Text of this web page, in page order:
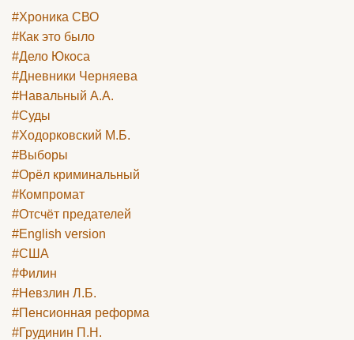
#Хроника СВО
#Как это было
#Дело Юкоса
#Дневники Черняева
#Навальный А.А.
#Суды
#Ходорковский М.Б.
#Выборы
#Орёл криминальный
#Компромат
#Отсчёт предателей
#English version
#США
#Филин
#Невзлин Л.Б.
#Пенсионная реформа
#Грудинин П.Н.